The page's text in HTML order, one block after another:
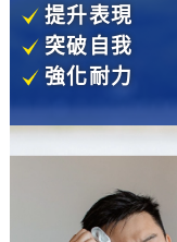
提升表現
突破自我
強化耐力